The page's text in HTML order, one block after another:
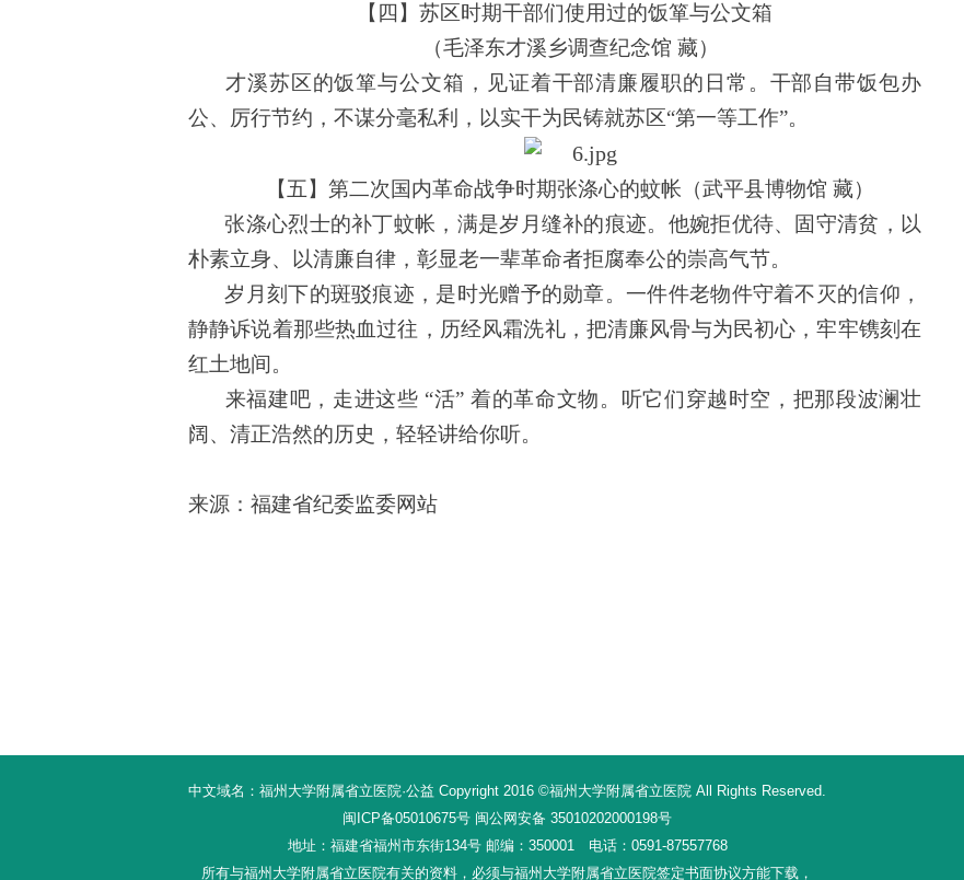
【四】苏区时期干部们使用过的饭箪与公文箱
（毛泽东才溪乡调查纪念馆 藏）
才溪苏区的饭箪与公文箱，见证着干部清廉履职的日常。干部自带饭包办
公、厉行节约，不谋分毫私利，以实干为民铸就苏区“第一等工作”。
【五】第二次国内革命战争时期张涤心的蚊帐（武平县博物馆 藏）
张涤心烈士的补丁蚊帐，满是岁月缝补的痕迹。他婉拒优待、固守清贫，以
朴素立身、以清廉自律，彰显老一辈革命者拒腐奉公的崇高气节。
岁月刻下的斑驳痕迹，是时光赠予的勋章。一件件老物件守着不灭的信仰，
静静诉说着那些热血过往，历经风霜洗礼，把清廉风骨与为民初心，牢牢镌刻在
红土地间。
来福建吧，走进这些 “活” 着的革命文物。听它们穿越时空，把那段波澜壮
阔、清正浩然的历史，轻轻讲给你听。
来源：福建省纪委监委网站
中文域名：福州大学附属省立医院·公益 Copyright 2016 ©福州大学附属省立医院 All Rights Reserved.
闽ICP备05010675号 闽公网安备 35010202000198号
地址：福建省福州市东街134号 邮编：350001 电话：0591-87557768
所有与福州大学附属省立医院有关的资料，必须与福州大学附属省立医院签定书面协议方能下载，